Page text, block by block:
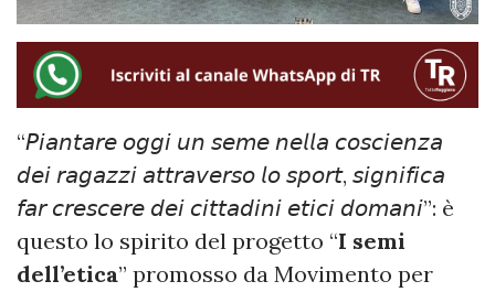
“𝘗𝘪𝘢𝘯𝘵𝘢𝘳𝘦 𝘰𝘨𝘨𝘪 𝘶𝘯 𝘴𝘦𝘮𝘦 𝘯𝘦𝘭𝘭𝘢 𝘤𝘰𝘴𝘤𝘪𝘦𝘯𝘻𝘢
𝘥𝘦𝘪 𝘳𝘢𝘨𝘢𝘻𝘻𝘪 𝘢𝘵𝘵𝘳𝘢𝘷𝘦𝘳𝘴𝘰 𝘭𝘰 𝘴𝘱𝘰𝘳𝘵, 𝘴𝘪𝘨𝘯𝘪𝘧𝘪𝘤𝘢
𝘧𝘢𝘳 𝘤𝘳𝘦𝘴𝘤𝘦𝘳𝘦 𝘥𝘦𝘪 𝘤𝘪𝘵𝘵𝘢𝘥𝘪𝘯𝘪 𝘦𝘵𝘪𝘤𝘪 𝘥𝘰𝘮𝘢𝘯𝘪”: è
questo lo spirito del progetto “I semi
dell’etica” promosso da Movimento per